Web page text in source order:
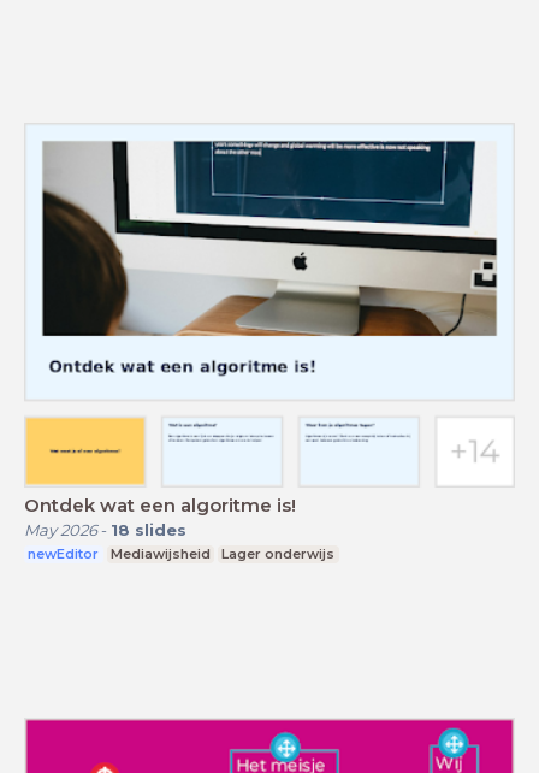
Ontdek wat een algoritme is!
May 2026- 18 slides
newEditor Mediawijsheid Lager onderwijs